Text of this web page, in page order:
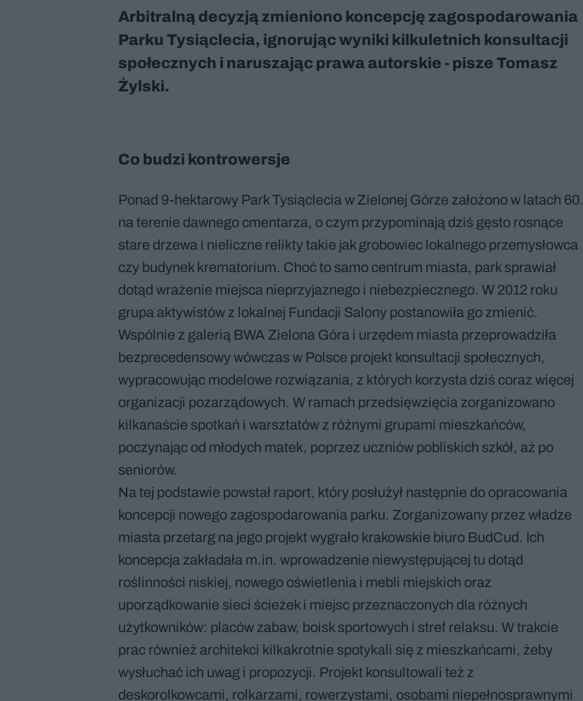
Arbitralną decyzją zmieniono koncepcję zagospodarowania
Parku Tysiąclecia, ignorując wyniki kilkuletnich konsultacji
społecznych i naruszając prawa autorskie - pisze Tomasz
Żylski.
Co budzi kontrowersje
Ponad 9-hektarowy Park Tysiąclecia w Zielonej Górze założono w latach 60.
na terenie dawnego cmentarza, o czym przypominają dziś gęsto rosnące
stare drzewa i nieliczne relikty takie jak grobowiec lokalnego przemysłowca
czy budynek krematorium. Choć to samo centrum miasta, park sprawiał
dotąd wrażenie miejsca nieprzyjaznego i niebezpiecznego. W 2012 roku
grupa aktywistów z lokalnej Fundacji Salony postanowiła go zmienić.
Wspólnie z galerią BWA Zielona Góra i urzędem miasta przeprowadziła
bezprecedensowy wówczas w Polsce projekt konsultacji społecznych,
wypracowując modelowe rozwiązania, z których korzysta dziś coraz więcej
organizacji pozarządowych. W ramach przedsięwzięcia zorganizowano
kilkanaście spotkań i warsztatów z różnymi grupami mieszkańców,
poczynając od młodych matek, poprzez uczniów pobliskich szkół, aż po
seniorów.
Na tej podstawie powstał raport, który posłużył następnie do opracowania
koncepcji nowego zagospodarowania parku. Zorganizowany przez władze
miasta przetarg na jego projekt wygrało krakowskie biuro BudCud. Ich
koncepcja zakładała m.in. wprowadzenie niewystępującej tu dotąd
roślinności niskiej, nowego oświetlenia i mebli miejskich oraz
uporządkowanie sieci ścieżek i miejsc przeznaczonych dla różnych
użytkowników: placów zabaw, boisk sportowych i stref relaksu. W trakcie
prac również architekci kilkakrotnie spotykali się z mieszkańcami, żeby
wysłuchać ich uwag i propozycji. Projekt konsultowali też z
deskorolkowcami, rolkarzami, rowerzystami, osobami niepełnosprawnymi